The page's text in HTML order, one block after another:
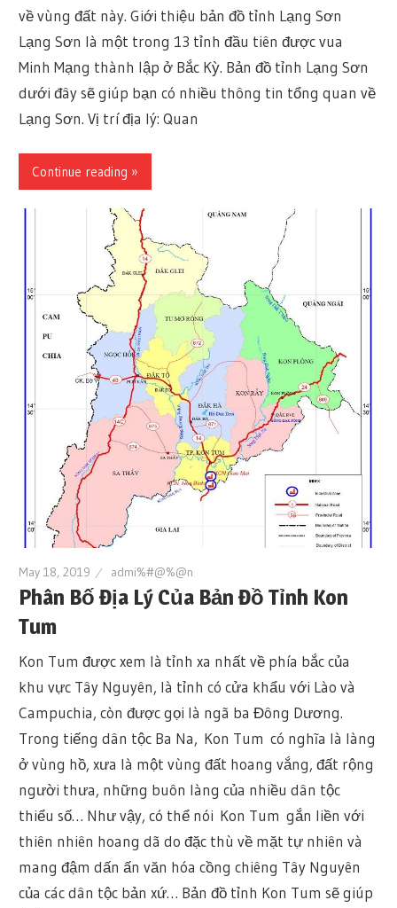
về vùng đất này. Giới thiệu bản đồ tỉnh Lạng Sơn
Lạng Sơn là một trong 13 tỉnh đầu tiên được vua
Minh Mạng thành lập ở Bắc Kỳ. Bản đồ tỉnh Lạng Sơn
dưới đây sẽ giúp bạn có nhiều thông tin tổng quan về
Lạng Sơn. Vị trí địa lý: Quan
Continue reading »
May 18, 2019 admi%#@%@n
Phân Bố Địa Lý Của Bản Đồ Tỉnh Kon
Tum
Kon Tum được xem là tỉnh xa nhất về phía bắc của
khu vực Tây Nguyên, là tỉnh có cửa khẩu với Lào và
Campuchia, còn được gọi là ngã ba Đông Dương.
Trong tiếng dân tộc Ba Na, Kon Tum có nghĩa là làng
ở vùng hồ, xưa là một vùng đất hoang vắng, đất rộng
người thưa, những buôn làng của nhiều dân tộc
thiểu số… Như vậy, có thể nói Kon Tum gắn liền với
thiên nhiên hoang dã do đặc thù về mặt tự nhiên và
mang đậm dấn ấn văn hóa cồng chiêng Tây Nguyên
của các dân tộc bản xứ… Bản đồ tỉnh Kon Tum sẽ giúp